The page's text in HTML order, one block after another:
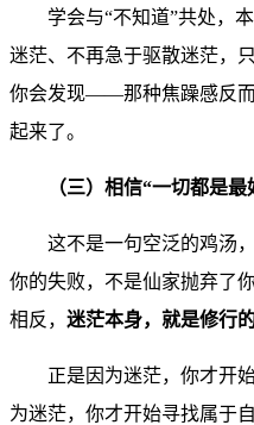
学会与“不知道”共处，
迷茫、不再急于驱散迷茫，
你会发现——那种焦躁感反
起来了。
（三）相信“一切都是
这不是一句空泛的鸡汤
你的失败，不是仙家抛弃了
相反， 迷茫本身，就是修行
正是因为迷茫，你才开
为迷茫，你才开始寻找属于